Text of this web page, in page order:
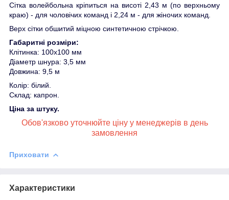
Сітка волейбольна кріпиться на висоті 2,43 м (по верхньому
краю) - для чоловічих команд і 2,24 м - для жіночих команд.
Верх сітки обшитий міцною синтетичною стрічкою.
Габаритні розміри:
Клітинка: 100х100 мм
Діаметр шнура: 3,5 мм
Довжина: 9,5 м
Колір: білий.
Склад: капрон.
Ціна за штуку.
Обов'язково уточнюйте ціну у менеджерів в день
замовлення
Приховати
Характеристики